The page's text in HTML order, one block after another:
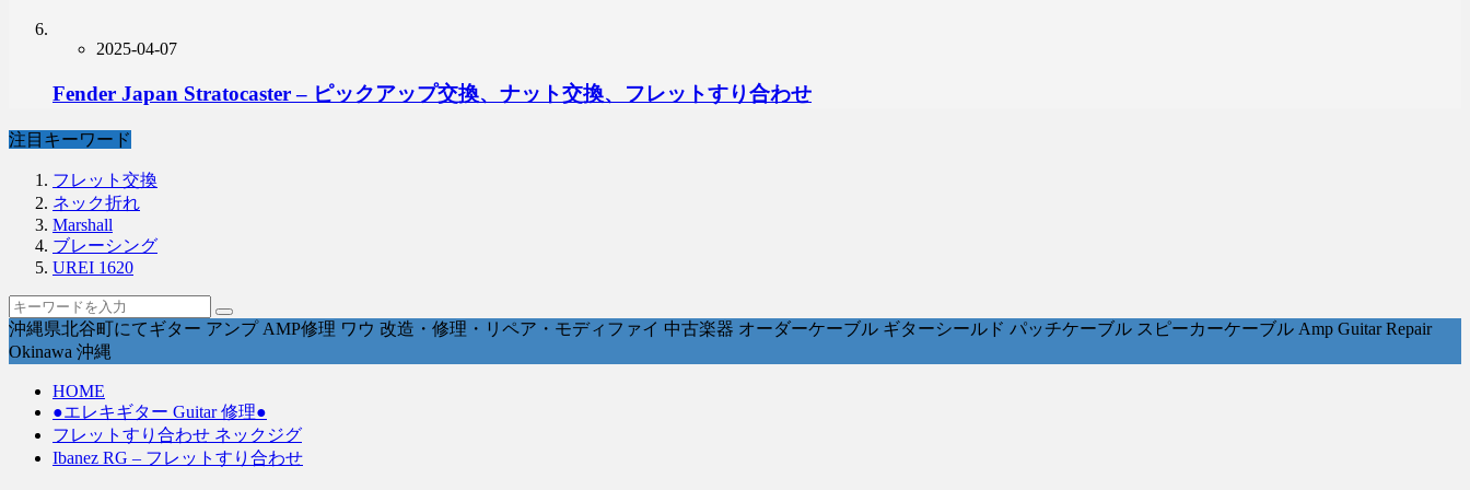
2025-04-07
Fender Japan Stratocaster – ピックアップ交換、ナット交換、フレットすり合わせ
注目キーワード
フレット交換
ネック折れ
Marshall
ブレーシング
UREI 1620
沖縄県北谷町にてギター アンプ AMP修理 ワウ 改造・修理・リペア・モディファイ 中古楽器 オーダーケーブル ギターシールド パッチケーブル スピーカーケーブル Amp Guitar Repair
Okinawa 沖縄
HOME
●エレキギター Guitar 修理●
フレットすり合わせ ネックジグ
Ibanez RG – フレットすり合わせ